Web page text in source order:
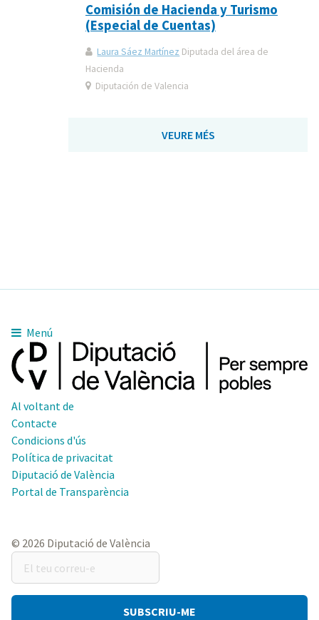
Comisión de Hacienda y Turismo
(Especial de Cuentas)
Laura Sáez Martínez Diputada del área de
Hacienda
Diputación de Valencia
VEURE MÉS
Menú
Al voltant de
Contacte
Condicions d'ús
Política de privacitat
Diputació de València
Portal de Transparència
© 2026 Diputació de València
teu
correu-